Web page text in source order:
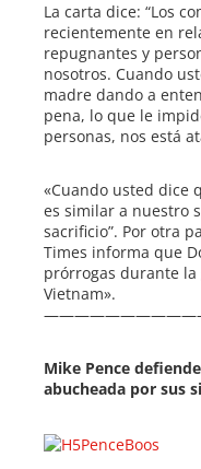
La carta dice: “Los
recientemente en
repugnantes y
nosotros. Cuando
madre dando a
pena, lo que le
personas, nos está
«Cuando usted dice
es similar a nuestro
sacrificio”. Por otra
Times informa que
prórrogas durante la
Vietnam».
Mike Pence
abucheada por sus